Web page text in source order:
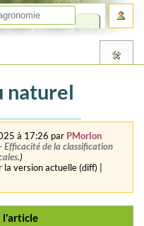
naturel
à 17:26 par PMorlon
de la classification
)
la version actuelle (diff) |
l'article